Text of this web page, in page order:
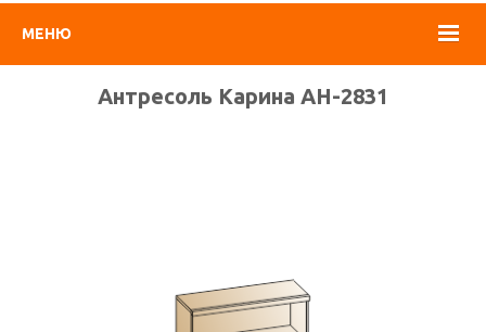
МЕНЮ
Антресоль Карина АН-2831